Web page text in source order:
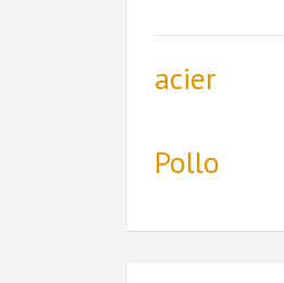
acier
Pollo